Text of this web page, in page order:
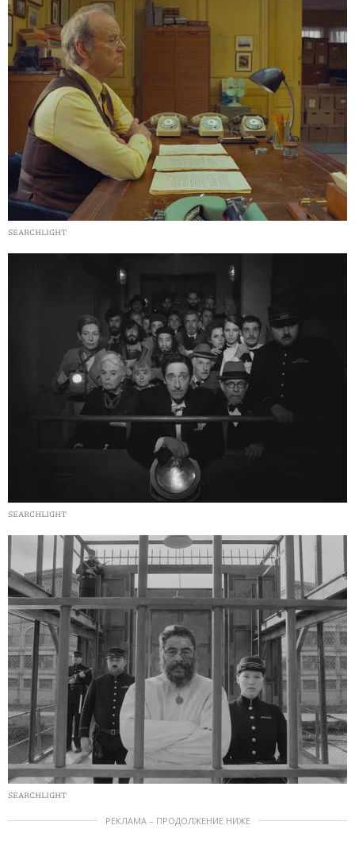
SEARCHLIGHT
SEARCHLIGHT
SEARCHLIGHT
РЕКЛАМА – ПРОДОЛЖЕНИЕ НИЖЕ